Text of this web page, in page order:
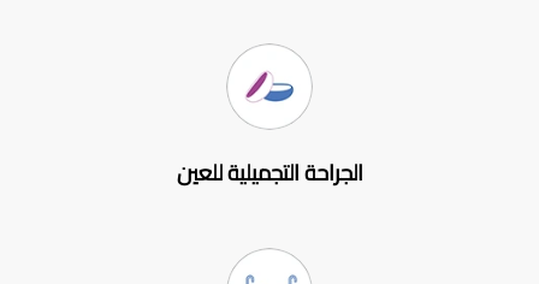
الجراحة التجميلية للعين